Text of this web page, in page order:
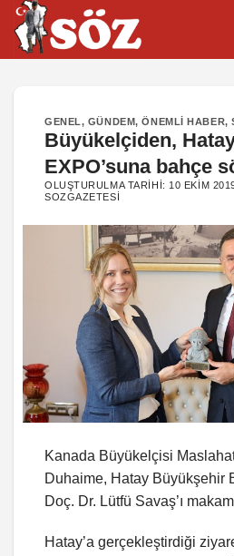
İçeriğe
atla
GENEL, GÜNDEM,ÖNEMLI HABER,
Büyükelçiden,
EXPO’suna bahçe
OLUŞTURULMA TARIHI: 10 EKIM
SOZGAZETESI
Kanada Büyükelçisi
Duhaime, Hatay Büyükşehir
Doç. Dr. Lütfü Savaş’ı
Hatay’a gerçekleştirdiği